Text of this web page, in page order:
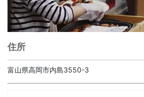
住所
富山県高岡市内島3550-3